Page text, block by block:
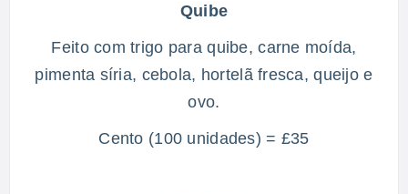
Quibe
Feito com trigo para quibe, carne moída,
pimenta síria, cebola, hortelã fresca, queijo e
ovo.
Cento (100 unidades) = £35